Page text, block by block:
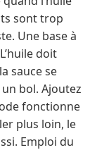
sont trop
Une base à
doit
sauce se
bol. Ajoutez
fonctionne
plus loin, le
Emploi du